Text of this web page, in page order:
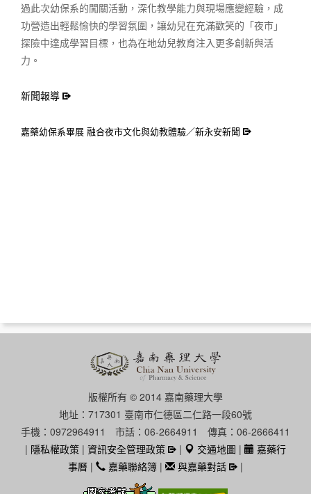
過此次幼保系的闖關活動，深化教學能力與現場應變經驗，成
功營造出輕鬆愉快的學習氛圍，讓幼兒在充滿歡笑的「夜市」
探險中達成學習目標，也為在地幼兒教育注入更多創新與活
力。
新聞報導
嘉藥幼保系畢展 融合夜市文化與幼教體驗／新永安新聞
版權所有 © 2014 嘉南藥理大學
地址：717301 臺南市仁德區二仁路一段60號
手機：0972964911 市話：06-2664911 傳真：06-2666411
| 隱私權政策 | 資訊安全管理政策 | 交通地圖 |
嘉藥行
事曆 | 嘉藥聯絡簿 | 與嘉藥對話 |